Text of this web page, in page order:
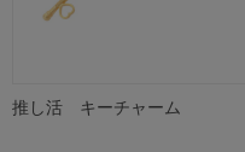
推し活 キーチャーム